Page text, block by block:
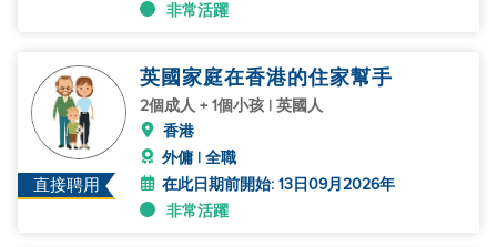
非常活躍
直接聘用
英國家庭在香港的住家幫手
2個成人 + 1個小孩 | 英國人
香港
外傭 | 全職
在此日期前開始: 13日09月2026年
非常活躍